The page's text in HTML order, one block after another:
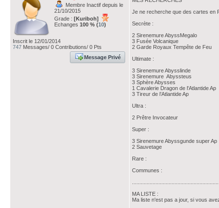
Membre Inactif depuis le
21/10/2015
Grade : [Kuriboh]
Echanges 100 % (10)
Inscrit le 12/01/2014
747 Messages/ 0 Contributions/ 0 Pts
Message Privé
Je ne recherche que des cartes en
Secrète :
2 Sirenemure AbyssMegalo
3 Fusée Volcanique
2 Garde Royaux Tempête de Feu
Ultimate :
3 Sirenemure Abysslinde
3 Sirenemure Abyssteus
3 Sphère Abysses
1 Cavalerie Dragon de l'Atlantide Ap
3 Tireur de l’Atlantide Ap
Ultra :
2 Prêtre Invocateur
Super :
3 Sirenemure Abyssgunde super Ap
2 Sauvetage
Rare :
Communes :
MA LISTE :
Ma liste n'est pas a jour, si vous